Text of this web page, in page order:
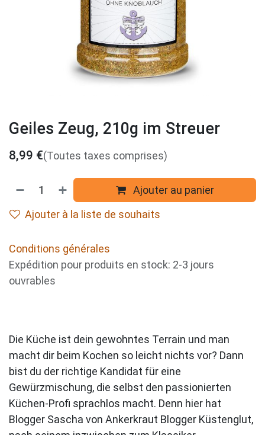
Geiles Zeug, 210g im Streuer
8,99 €(Toutes taxes comprises)
Ajouter au panier
Ajouter à la liste de souhaits
Conditions générales
Expédition pour produits en stock: 2-3 jours
ouvrables
Die Küche ist dein gewohntes Terrain und man
macht dir beim Kochen so leicht nichts vor? Dann
bist du der richtige Kandidat für eine
Gewürzmischung, die selbst den passionierten
Küchen-Profi sprachlos macht. Denn hier hat
Blogger Sascha von Ankerkraut Blogger Küstenglut,